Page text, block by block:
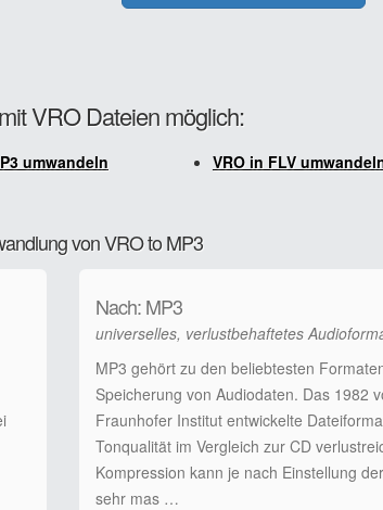
VRO Dateien möglich:
umwandeln
VRO in FLV
von VRO to MP3
Nach: MP3
universelles, verlustbehaftetes
MP3 gehört zu den beliebtesten
Speicherung von Audiodaten. Das 1982
Fraunhofer Institut entwickelte
Tonqualität im Vergleich zur CD
Kompression kann je nach Einstellung
sehr mas …